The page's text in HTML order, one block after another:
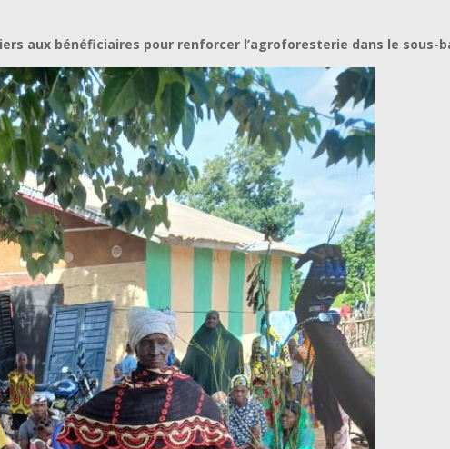
aux bénéficiaires pour renforcer l’agroforesterie dans le sous-